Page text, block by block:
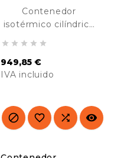
Contenedor
isotérmico cilíndrico
para transportar y
mantener calientes
buffet, etc.
    
949,85 €
IVA incluido
   